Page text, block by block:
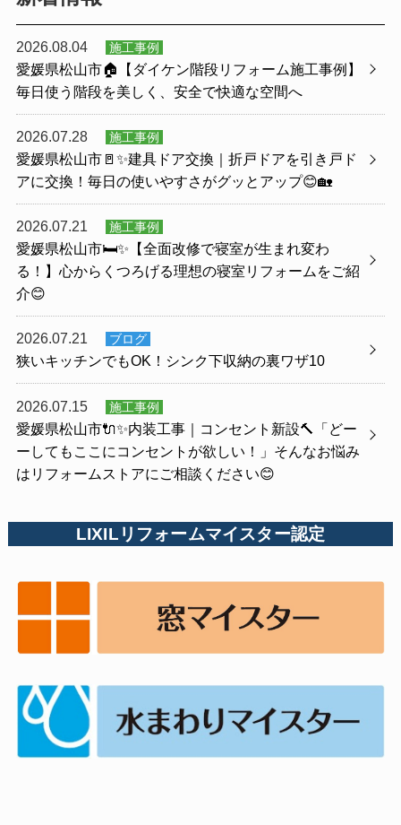
2026.08.04 施工事例
愛媛県松山市🏠【ダイケン階段リフォーム施工事例】
毎日使う階段を美しく、安全で快適な空間へ
2026.07.28 施工事例
愛媛県松山市🚪✨建具ドア交換｜折戸ドアを引き戸ド
アに交換！毎日の使いやすさがグッとアップ😊🏡
2026.07.21 施工事例
愛媛県松山市🛏️✨【全面改修で寝室が生まれ変わ
る！】心からくつろげる理想の寝室リフォームをご紹
介😊
2026.07.21 ブログ
狭いキッチンでもOK！シンク下収納の裏ワザ10
2026.07.15 施工事例
愛媛県松山市🔌✨内装工事｜コンセント新設🔨「どー
ーしてもここにコンセントが欲しい！」そんなお悩み
はリフォームストアにご相談ください😊
LIXILリフォームマイスター認定